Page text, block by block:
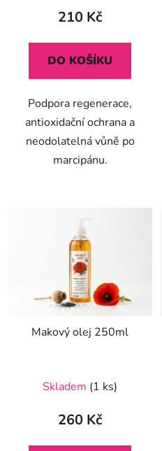
produktu
5,0
z
hvězdiček.
210 Kč
DO KOŠÍKU
Podpora regenerace,
antioxidační ochrana a
neodolatelná vůně po
marcipánu.
Makový olej 250ml
hodnocení
produktu
Skladem (1 ks)
260 Kč